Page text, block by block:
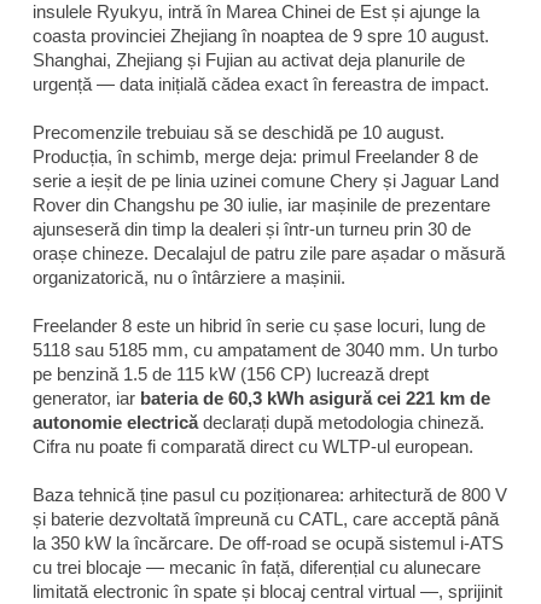
insulele Ryukyu, intră în Marea Chinei de Est și ajunge la
coasta provinciei Zhejiang în noaptea de 9 spre 10 august.
Shanghai, Zhejiang și Fujian au activat deja planurile de
urgență — data inițială cădea exact în fereastra de impact.
Precomenzile trebuiau să se deschidă pe 10 august.
Producția, în schimb, merge deja: primul Freelander 8 de
serie a ieșit de pe linia uzinei comune Chery și Jaguar Land
Rover din Changshu pe 30 iulie, iar mașinile de prezentare
ajunseseră din timp la dealeri și într-un turneu prin 30 de
orașe chineze. Decalajul de patru zile pare așadar o măsură
organizatorică, nu o întârziere a mașinii.
Freelander 8 este un hibrid în serie cu șase locuri, lung de
5118 sau 5185 mm, cu ampatament de 3040 mm. Un turbo
pe benzină 1.5 de 115 kW (156 CP) lucrează drept
generator, iar bateria de 60,3 kWh asigură cei 221 km de
autonomie electricădeclarați după metodologia chineză.
Cifra nu poate fi comparată direct cu WLTP-ul european.
Baza tehnică ține pasul cu poziționarea: arhitectură de 800 V
și baterie dezvoltată împreună cu CATL, care acceptă până
la 350 kW la încărcare. De off-road se ocupă sistemul i-ATS
cu trei blocaje — mecanic în față, diferențial cu alunecare
limitată electronic în spate și blocaj central virtual —, sprijinit